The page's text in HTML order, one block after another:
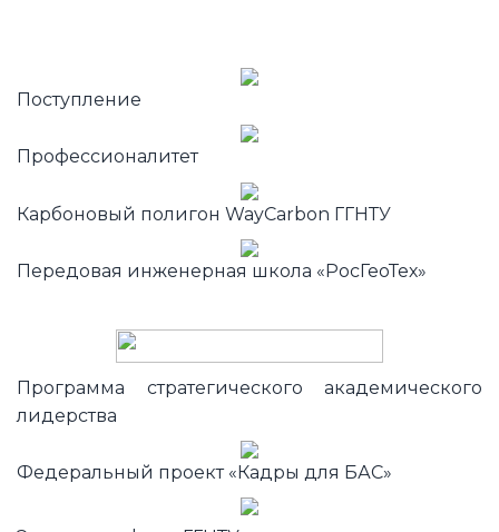
Поступление
Профессионалитет
Карбоновый полигон WayCarbon ГГНТУ
Передовая инженерная школа «РосГеоТех»
Программа стратегического академического
лидерства
Федеральный проект «Кадры для БАС»